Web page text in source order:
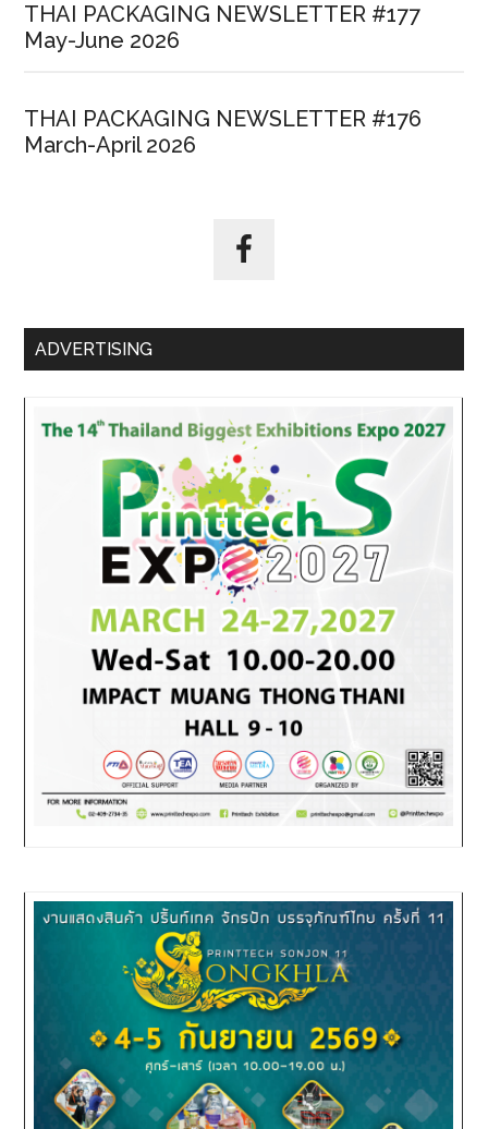
THAI PACKAGING NEWSLETTER #177
May-June 2026
THAI PACKAGING NEWSLETTER #176
March-April 2026
ADVERTISING